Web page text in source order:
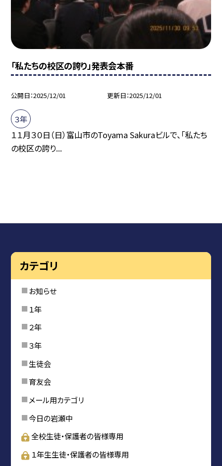
「私たちの校区の誇り」発表会本番
公開日 2025/12/01 更新日 2025/12/01
３年
１１月３０日（日）富山市のToyama Sakuraビルで、「私たち
の校区の誇り...
カテゴリ
お知らせ
１年
２年
３年
生徒会
育友会
メール用カテゴリ
今日の岩瀬中
全校生徒・保護者の皆様専用
１年生生徒・保護者の皆様専用